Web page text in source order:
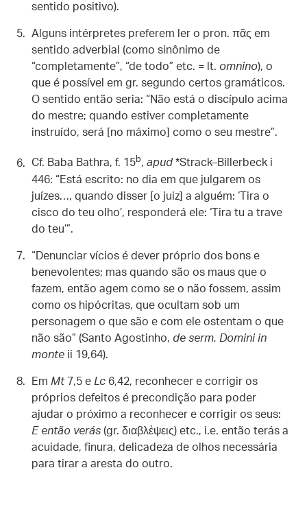
sentido positivo).
Alguns intérpretes preferem ler o pron. πᾶς em
sentido adverbial (como sinônimo de
“completamente”, “de todo” etc. = lt. omnino), o
que é possível em gr. segundo certos gramáticos.
O sentido então seria: “Não está o discípulo acima
do mestre; quando estiver completamente
instruído, será [no máximo] como o seu mestre”.
Cf. Baba Bathra, f. 15b, apud *Strack–Billerbeck i
446: “Está escrito: no dia em que julgarem os
juízes…, quando disser [o juiz] a alguém: ‘Tira o
cisco do teu olho’, responderá ele: ‘Tira tu a trave
do teu’”.
“Denunciar vícios é dever próprio dos bons e
benevolentes; mas quando são os maus que o
fazem, então agem como se o não fossem, assim
como os hipócritas, que ocultam sob um
personagem o que são e com ele ostentam o que
não são” (Santo Agostinho, de serm. Domini in
monte ii 19,64).
Em Mt7,5 e Lc 6,42, reconhecer e corrigir os
próprios defeitos é precondição para poder
ajudar o próximo a reconhecer e corrigir os seus:
E então verás (gr. διαβλέψεις) etc., i.e. então terás a
acuidade, finura, delicadeza de olhos necessária
para tirar a aresta do outro.